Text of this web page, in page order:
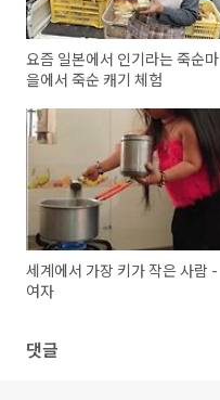
요즘 일본에서 인기라는 죽순마
을에서 죽순 캐기 체험
세계에서 가장 키가 작은 사람 -
여자
댓글